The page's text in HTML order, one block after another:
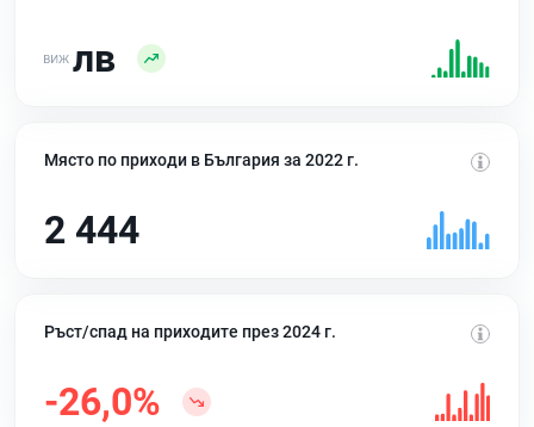
лв
Място по приходи в България за 2022 г.
2 444
Ръст/спад на приходите през 2024 г.
-26,0%